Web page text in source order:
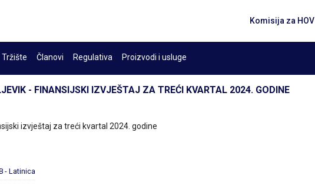
Komisija za HOV
Tržište Članovi Regulativa Proizvodi i usluge
- FINANSIJSKI IZVJEŠTAJ ZA TREĆI KVARTAL 2024. GODINE
izvještaj za treći kvartal 2024. godine
- Latinica